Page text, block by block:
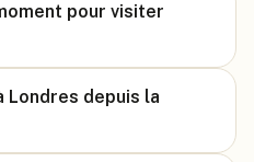
pour visiter
Londres depuis la